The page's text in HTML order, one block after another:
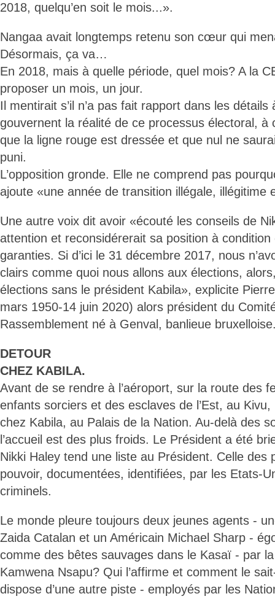
2018, quelqu’en soit le mois...».
Nangaa avait longtemps retenu son cœur qui
Désormais, ça va…
En 2018, mais à quelle période, quel mois? A la
proposer un mois, un jour.
Il mentirait s’il n’a pas fait rapport dans les
gouvernent la réalité de ce processus électoral,
que la ligne rouge est dressée et que nul ne
puni.
L’opposition gronde. Elle ne comprend pas
ajoute «une année de transition illégale, illégitime
Une autre voix dit avoir «écouté les conseils de
attention et reconsidérerait sa position à condition
garanties. Si d’ici le 31 décembre 2017, nous
clairs comme quoi nous allons aux élections,
élections sans le président Kabila», explicite
mars 1950-14 juin 2020) alors président du
Rassemblement né à Genval, banlieue
DETOUR
CHEZ KABILA.
Avant de se rendre à l’aéroport, sur la route des
enfants sorciers et des esclaves de l’Est, au
chez Kabila, au Palais de la Nation. Au-delà des
l’accueil est des plus froids. Le Président a été
Nikki Haley tend une liste au Président. Celle des
pouvoir, documentées, identifiées, par les Etats-
criminels.
Le monde pleure toujours deux jeunes agents -
Zaida Catalan et un Américain Michael Sharp -
comme des bêtes sauvages dans le Kasaï - par
Kamwena Nsapu? Qui l’affirme et comment le
dispose d’une autre piste - employés par les